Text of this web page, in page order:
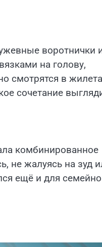
воротнички
на голову,
смотрятся в
сочетание
комбинированное
не жалуясь на зуд
ещё и для